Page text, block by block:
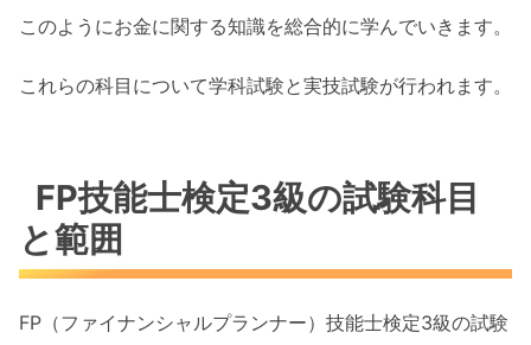
このようにお金に関する知識を総合的に学んでいきます。
これらの科目について学科試験と実技試験が行われます。
FP技能士検定3級の試験科目
と範囲
FP（ファイナンシャルプランナー）技能士検定3級の試験